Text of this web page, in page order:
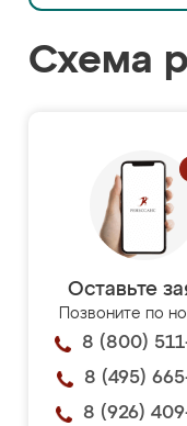
Схема
Оставьте
Позвоните по
8 (800)
8 (495)
8 (926)